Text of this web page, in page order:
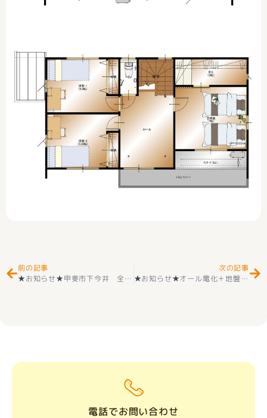
前の記事
★お知らせ★甲斐市下今井 全５区画（区画⑤）建築条件無し 住宅用地 好評販売中(^^♪ 区画⑤９９０万円
次の記事
★お知らせ★オール電化＋地盤保証付き 甲斐市下今井 新築戸建12号 耐震２×４工法 双葉西小学区 双葉中学区 好評販売中(^^♪
電話でお問い合わせ